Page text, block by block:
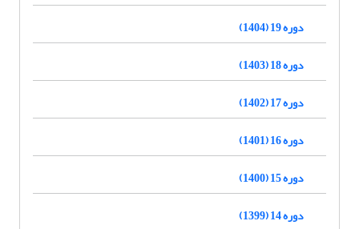
دوره 19 (1404)
دوره 18 (1403)
دوره 17 (1402)
دوره 16 (1401)
دوره 15 (1400)
دوره 14 (1399)